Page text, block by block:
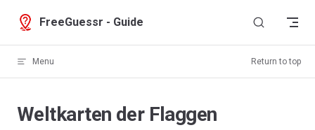
Skip to content
FreeGuessr - Guide
Menu Return to top
Weltkarten der Flaggen